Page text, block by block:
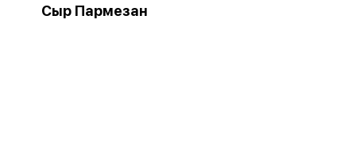
Сыр Пармезан